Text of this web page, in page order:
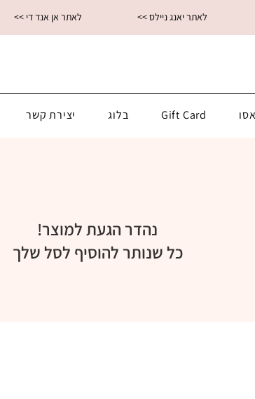
<< לאתר אן אנד די << לאתר יאנג ניילס
Gift Card בלוג יצירת קשר
נהדר הגעת למוצר!
כל שנותר להוסיף לסל שלך